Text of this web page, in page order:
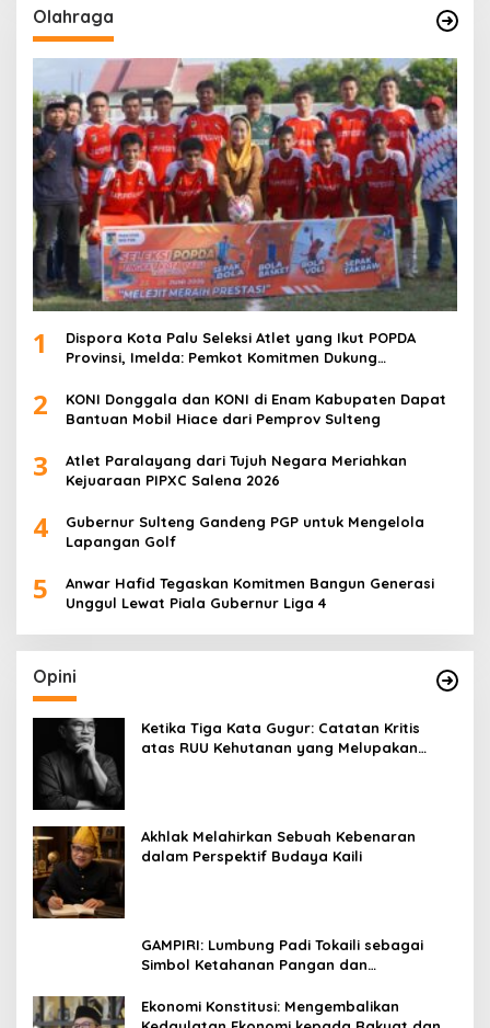
Olahraga
1
Dispora Kota Palu Seleksi Atlet yang Ikut POPDA
Provinsi, Imelda: Pemkot Komitmen Dukung
2
KONI Donggala dan KONI di Enam Kabupaten Dapat
Bantuan Mobil Hiace dari Pemprov Sulteng
3
Atlet Paralayang dari Tujuh Negara Meriahkan
Kejuaraan PIPXC Salena 2026
4
Gubernur Sulteng Gandeng PGP untuk Mengelola
Lapangan Golf
5
Anwar Hafid Tegaskan Komitmen Bangun Generasi
Unggul Lewat Piala Gubernur Liga 4
Opini
Ketika Tiga Kata Gugur: Catatan Kritis
atas RUU Kehutanan yang Melupakan
Akhlak Melahirkan Sebuah Kebenaran
dalam Perspektif Budaya Kaili
GAMPIRI: Lumbung Padi Tokaili sebagai
Simbol Ketahanan Pangan dan
Ekonomi Konstitusi: Mengembalikan